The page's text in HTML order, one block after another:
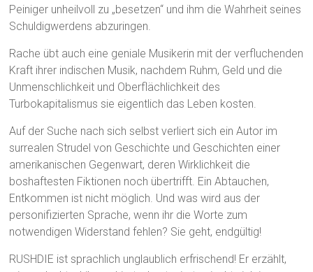
Peiniger unheilvoll zu „besetzen“ und ihm die Wahrheit seines
Schuldigwerdens abzuringen.
Rache übt auch eine geniale Musikerin mit der verfluchenden
Kraft ihrer indischen Musik, nachdem Ruhm, Geld und die
Unmenschlichkeit und Oberflächlichkeit des
Turbokapitalismus sie eigentlich das Leben kosten.
Auf der Suche nach sich selbst verliert sich ein Autor im
surrealen Strudel von Geschichte und Geschichten einer
amerikanischen Gegenwart, deren Wirklichkeit die
boshaftesten Fiktionen noch übertrifft. Ein Abtauchen,
Entkommen ist nicht möglich. Und was wird aus der
personifizierten Sprache, wenn ihr die Worte zum
notwendigen Widerstand fehlen? Sie geht, endgültig!
RUSHDIE ist sprachlich unglaublich erfrischend! Er erzählt,